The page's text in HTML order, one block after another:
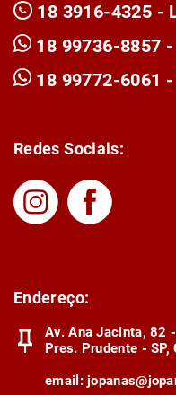
18 3916-4325 -
18 99736-8857
18 99772-6061
Redes Sociais:
Endereço:
Av. Ana Jacinta, 82
Pres. Prudente -
email: